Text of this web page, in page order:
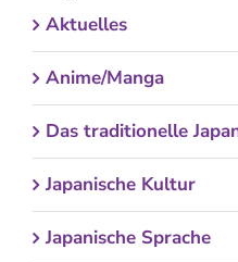
Aktuelles
Anime/Manga
Das traditionelle
Japanische Kultur
Japanische Sprache